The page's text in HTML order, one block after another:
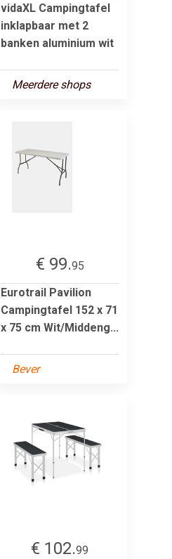
vidaXL Campingtafel
inklapbaar met 2
banken aluminium wit
Meerdere shops
€ 99.95
Eurotrail Pavilion
Campingtafel 152 x 71
x 75 cm Wit/Middeng...
Bever
€ 102.99